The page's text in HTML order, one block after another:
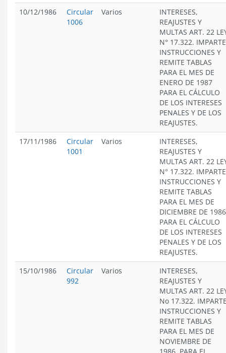
10/12/1986
Circular
1006
Varios
INTERESES,
REAJUSTES Y
MULTAS ART. 22
N° 17.322. IMPARTE
INSTRUCCIONES Y
REMITE TABLAS
PARA EL MES DE
ENERO DE 1987
PARA EL CÁLCULO
DE LOS INTERESES
PENALES Y DE LOS
REAJUSTES.
17/11/1986
Circular
1001
Varios
INTERESES,
REAJUSTES Y
MULTAS ART. 22
N° 17.322. IMPARTE
INSTRUCCIONES Y
REMITE TABLAS
PARA EL MES DE
DICIEMBRE DE 1986
PARA EL CÁLCULO
DE LOS INTERESES
PENALES Y DE LOS
REAJUSTES.
15/10/1986
Circular
992
Varios
INTERESES,
REAJUSTES Y
MULTAS ART. 22
No 17.322.
INSTRUCCIONES Y
REMITE TABLAS
PARA EL MES DE
NOVIEMBRE DE